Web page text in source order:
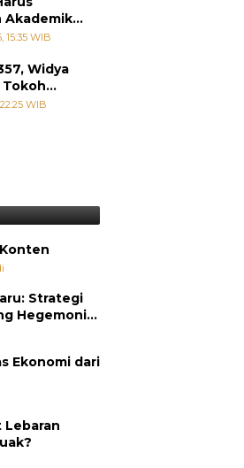
Akademik,
Mudah
15:35 WIB
Widya
Tokoh
WIB
Strategi
Hegemoni
Ekonomi dari
Lebaran